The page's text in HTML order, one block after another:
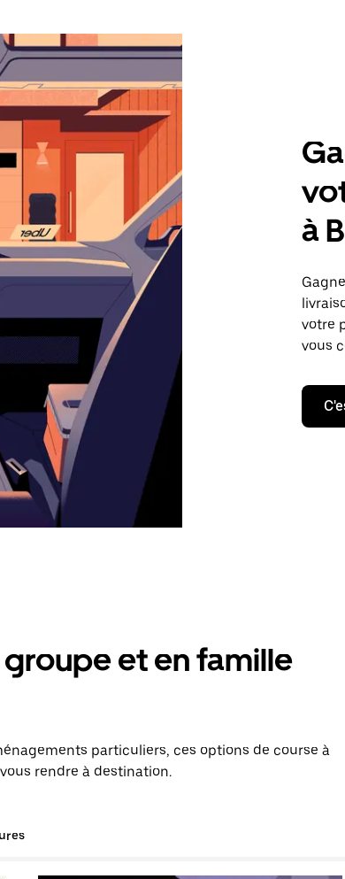
à
votre
vous
et en famille
particuliers, ces options de course à
rendre à destination.